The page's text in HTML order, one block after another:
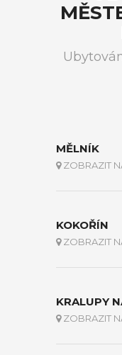
MĚLNÍK
ZOBRAZIT
KOKOŘÍN
ZOBRAZIT
KRALUPY
ZOBRAZIT